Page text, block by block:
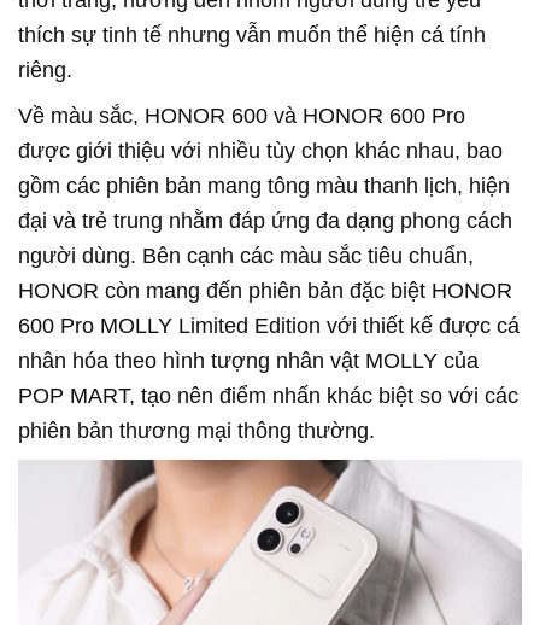
thích sự tinh tế nhưng vẫn muốn thể hiện cá tính
riêng.
Về màu sắc, HONOR 600 và HONOR 600 Pro
được giới thiệu với nhiều tùy chọn khác nhau, bao
gồm các phiên bản mang tông màu thanh lịch, hiện
đại và trẻ trung nhằm đáp ứng đa dạng phong cách
người dùng. Bên cạnh các màu sắc tiêu chuẩn,
HONOR còn mang đến phiên bản đặc biệt HONOR
600 Pro MOLLY Limited Edition với thiết kế được cá
nhân hóa theo hình tượng nhân vật MOLLY của
POP MART, tạo nên điểm nhấn khác biệt so với các
phiên bản thương mại thông thường.